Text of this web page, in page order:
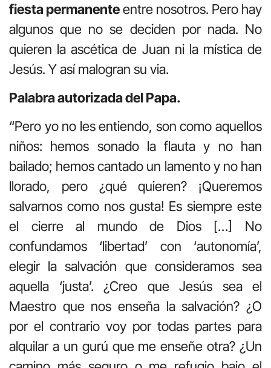
fiesta permanenteentre nosotros. Pero hay
algunos que no se deciden por nada. No
quieren la ascética de Juan ni la mística de
Jesús. Y así malogran su via.
Palabra autorizada del Papa.
“Pero yo no les entiendo, son como aquellos
niños: hemos sonado la flauta y no han
bailado; hemos cantado un lamento y no han
llorado, pero ¿qué quieren? ¡Queremos
salvarnos como nos gusta! Es siempre este
el cierre al mundo de Dios […] No
confundamos ‘libertad’ con ‘autonomía’,
elegir la salvación que consideramos sea
aquella ‘justa’. ¿Creo que Jesús sea el
Maestro que nos enseña la salvación? ¿O
por el contrario voy por todas partes para
alquilar a un gurú que me enseñe otra? ¿Un